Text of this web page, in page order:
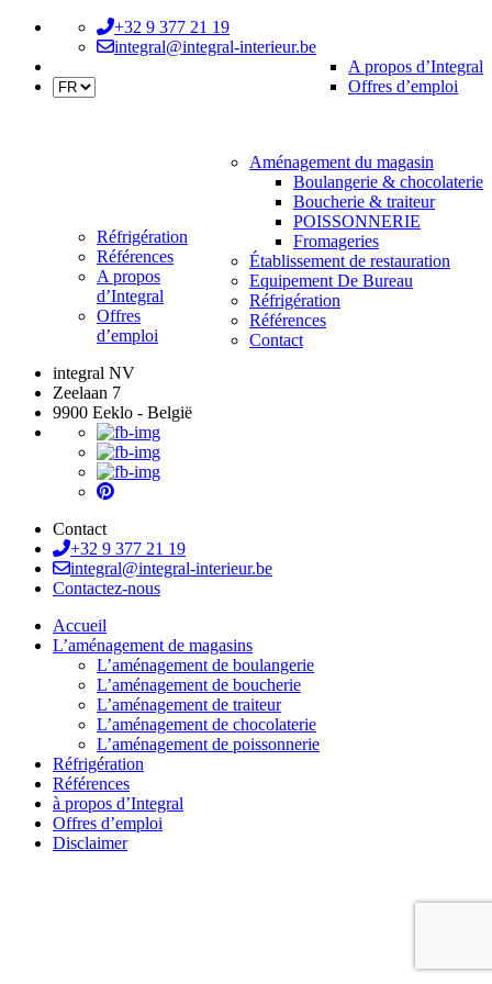
+32 9 377 21 19
integral@integral-interieur.be
A propos d’Integral
Offres d’emploi
Aménagement du magasin
Boulangerie & chocolaterie
Boucherie & traiteur
POISSONNERIE
Fromageries
Établissement de restauration
Equipement De Bureau
Réfrigération
Références
Contact
Réfrigération
Références
A propos
d’Integral
Offres
d’emploi
integral NV
Zeelaan 7
9900 Eeklo - België
Contact
+32 9 377 21 19
integral@integral-interieur.be
Contactez-nous
Accueil
L’aménagement de magasins
L’aménagement de boulangerie
L’aménagement de boucherie
L’aménagement de traiteur
L’aménagement de chocolaterie
L’aménagement de poissonnerie
Réfrigération
Références
à propos d’Integral
Offres d’emploi
Disclaimer